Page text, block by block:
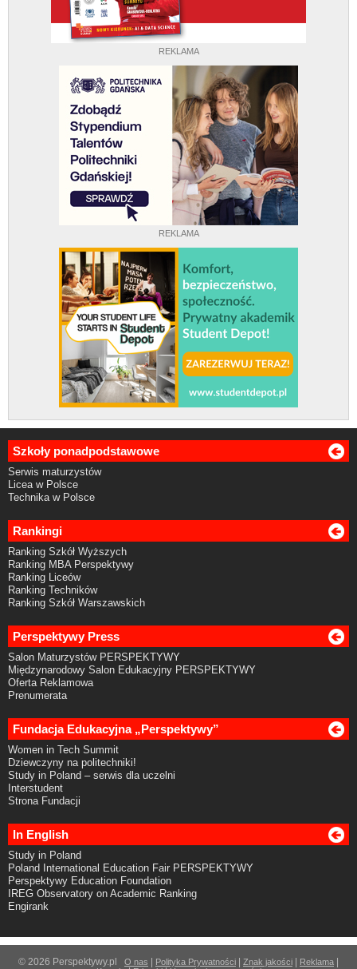
REKLAMA
REKLAMA
Szkoły ponadpodstawowe
Serwis maturzystów
Licea w Polsce
Technika w Polsce
Rankingi
Ranking Szkół Wyższych
Ranking MBA Perspektywy
Ranking Liceów
Ranking Techników
Ranking Szkół Warszawskich
Perspektywy Press
Salon Maturzystów PERSPEKTYWY
Międzynarodowy Salon Edukacyjny PERSPEKTYWY
Oferta Reklamowa
Prenumerata
Fundacja Edukacyjna „Perspektywy”
Women in Tech Summit
Dziewczyny na politechniki!
Study in Poland – serwis dla uczelni
Interstudent
Strona Fundacji
In English
Study in Poland
Poland International Education Fair PERSPEKTYWY
Perspektywy Education Foundation
IREG Observatory on Academic Ranking
Engirank
© 2026 Perspektywy.pl O nas Polityka Prywatności Znak jakości Reklama